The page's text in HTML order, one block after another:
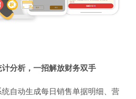
分析，一招解放财务双手
统自动生成每日销售单据明细、营